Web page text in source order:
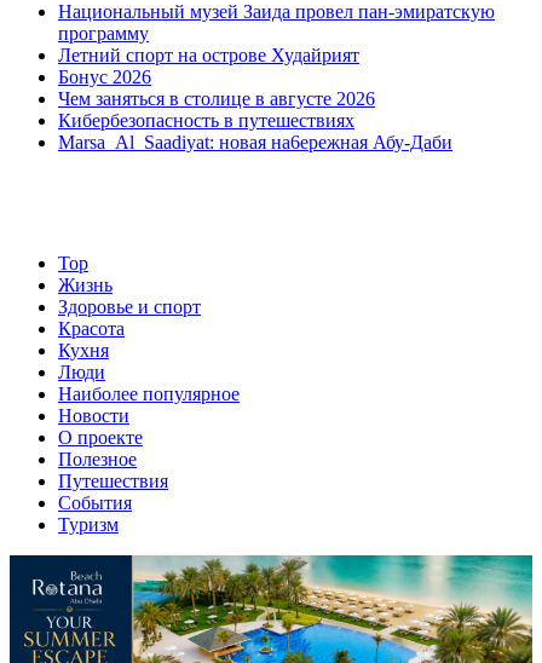
Национальный музей Заида провел пан-эмиратскую
программу
Летний спорт на острове Худайрият
Бонус 2026
Чем заняться в столице в августе 2026
Кибербезопасность в путешествиях
Marsa Al Saadiyat: новая на6ережная Абу-Даби
Top
Жизнь
Здоровье и спорт
Красота
Кухня
Люди
Наиболее популярное
Новости
О проекте
Полезное
Путешествия
События
Туризм